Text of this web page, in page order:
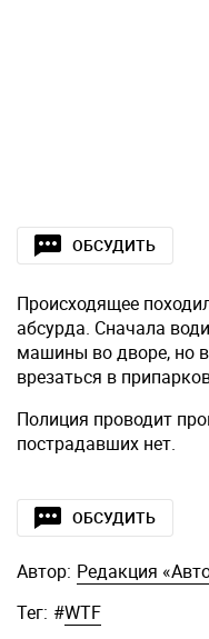
ОБСУДИТЬ
Происходящее
абсурда. Сначала
машины во дворе, но
врезаться в
Полиция проводит
пострадавших нет.
ОБСУДИТЬ
Автор: Редакция
Тег: #WTF